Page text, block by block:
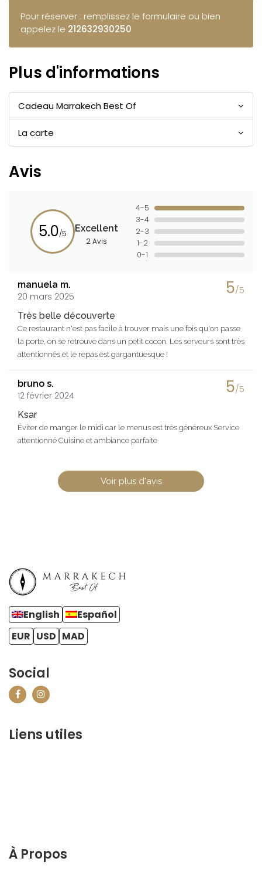
Pour réserver : remplissez le formulaire ou bien
appelez le 212632930250
Plus d'informations
Cadeau Marrakech Best Of
La carte
Avis
5.0/5 Excellent
2 Avis
4-5
3-4
2-3
1-2
0-1
manuela m.
20 mars 2025 5/5
Très belle découverte
Ce restaurant n'est pas facile à trouver mais une fois qu'on passe
la porte, on se retrouve dans un petit cocon. Les serveurs sont très
attentionnés et le repas est gargantuesque !
bruno s.
12 février 2024 5/5
Ksar
Éviter de manger le midi car le menus est très généreux Service
attentionné Cuisine et ambiance parfaite
Voir plus d'avis
English
Español
EUR USD MAD
Social
Liens utiles
À Propos